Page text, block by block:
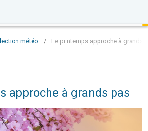
météo / Le printemps approche à grands
approche à grands pas